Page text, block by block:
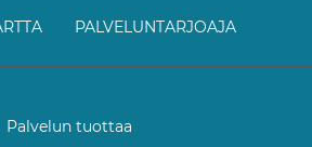
PALVELUNTARJOAJA
Palvelun tuottaa